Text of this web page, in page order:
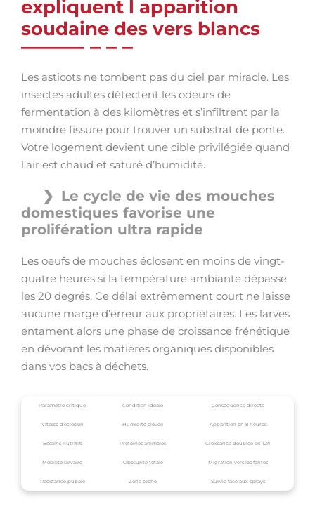
expliquent l apparition
soudaine des vers blancs
Les asticots ne tombent pas du ciel par miracle. Les
insectes adultes détectent les odeurs de
fermentation à des kilomètres et s’infiltrent par la
moindre fissure pour trouver un substrat de ponte.
Votre logement devient une cible privilégiée quand
l’air est chaud et saturé d’humidité.
Le cycle de vie des mouches
domestiques favorise une
prolifération ultra rapide
Les oeufs de mouches éclosent en moins de vingt-
quatre heures si la température ambiante dépasse
les 20 degrés. Ce délai extrêmement court ne laisse
aucune marge d’erreur aux propriétaires. Les larves
entament alors une phase de croissance frénétique
en dévorant les matières organiques disponibles
dans vos bacs à déchets.
Paramètre critique Condition idéale Conséquence directe
Vitesse d’éclosion Humidité élevée Apparition en 8 heures
Besoins nutritifs Protéines animales Croissance doublée en 12h
Mobilité larvaire Obscurité totale Migration vers les fentes
Résistance pupale Zone sèche Survie face aux sprays